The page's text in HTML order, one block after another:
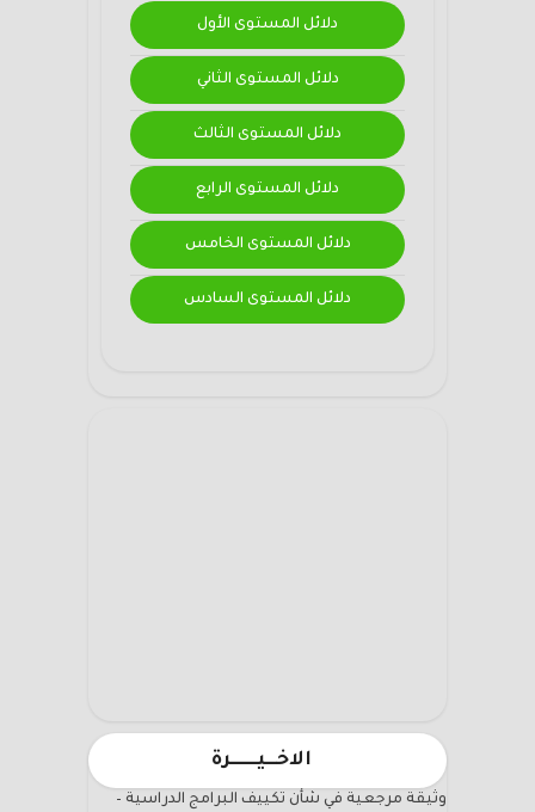
دلائل المستوى الأول
دلائل المستوى الثاني
دلائل المستوى الثالث
دلائل المستوى الرابع
دلائل المستوى الخامس
دلائل المستوى السادس
الاخـــيـــــــرة
وثيقة مرجعية في شأن تكييف البرامج الدراسية –